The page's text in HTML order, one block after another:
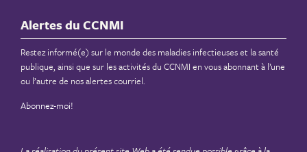
Alertes du CCNMI
Restez informé(e) sur le monde des maladies infectieuses et la santé
publique, ainsi que sur les activités du CCNMI en vous abonnant à l’une
ou l’autre de nos alertes courriel.
Abonnez-moi!